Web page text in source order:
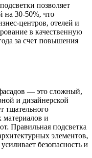
позволяет
на 30-50%, что
центров, отелей и
в качественную
за счет повышения
— это сложный,
и дизайнерской
тщательного
материалов и
Правильная подсветка
элементов,
безопасность и